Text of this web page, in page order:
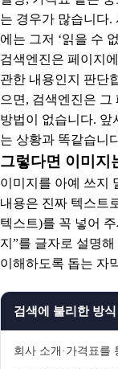
는 경우가 많습니다.
에는 그저 ‘읽을 수
검색엔진은 페이지
관한 내용인지 판단
으면, 검색엔진은
방법이 없습니다. 앞
는 상황과 똑같습니
그렇다면 이미지
이미지를 아예 쓰지
내용은 진짜 텍스트
텍스트)를 꼭 넣어
지”를 글자로 설명
이해하도록 돕는 자
검색에 불리한 방식
회사 소개·가격표를